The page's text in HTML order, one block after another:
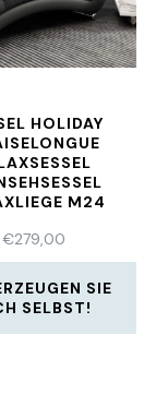
HOLIDAY
M24
€279,00
SIE
SELBST!